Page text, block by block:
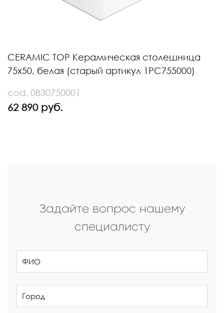
CERAMIC TOP Керамическая столешница
75х50, белая (старый артикул 1PC755000)
cod. 0830750001
62 890 руб.
Задайте вопрос нашему
специалисту